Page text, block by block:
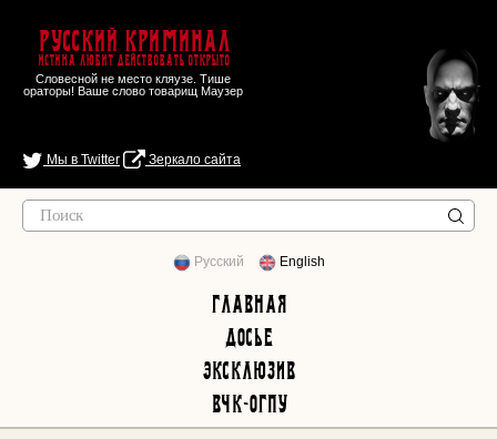
Русский Криминал
Истина любит действовать открыто
Словесной не место кляузе. Тише
ораторы! Ваше слово товарищ Маузер
Мы в Twitter Зеркало сайта
Русский English
Главная
Досье
Эксклюзив
ВЧК-ОГПУ